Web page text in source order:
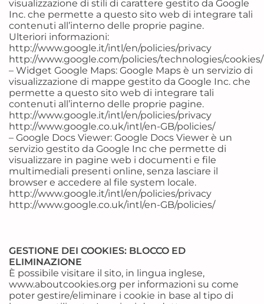
visualizzazione di stili di carattere gestito da Google
Inc. che permette a questo sito web di integrare tali
contenuti all’interno delle proprie pagine.
Ulteriori informazioni:
http://www.google.it/intl/en/policies/privacy
http://www.google.com/policies/technologies/cookies/
– Widget Google Maps: Google Maps è un servizio di
visualizzazione di mappe gestito da Google Inc. che
permette a questo sito web di integrare tali
contenuti all’interno delle proprie pagine.
http://www.google.it/intl/en/policies/privacy
http://www.google.co.uk/intl/en-GB/policies/
– Google Docs Viewer: Google Docs Viewer è un
servizio gestito da Google Inc che permette di
visualizzare in pagine web i documenti e file
multimediali presenti online, senza lasciare il
browser e accedere al file system locale.
http://www.google.it/intl/en/policies/privacy
http://www.google.co.uk/intl/en-GB/policies/
GESTIONE DEI COOKIES: BLOCCO ED
ELIMINAZIONE
È possibile visitare il sito, in lingua inglese,
www.aboutcookies.org per informazioni su come
poter gestire/eliminare i cookie in base al tipo di